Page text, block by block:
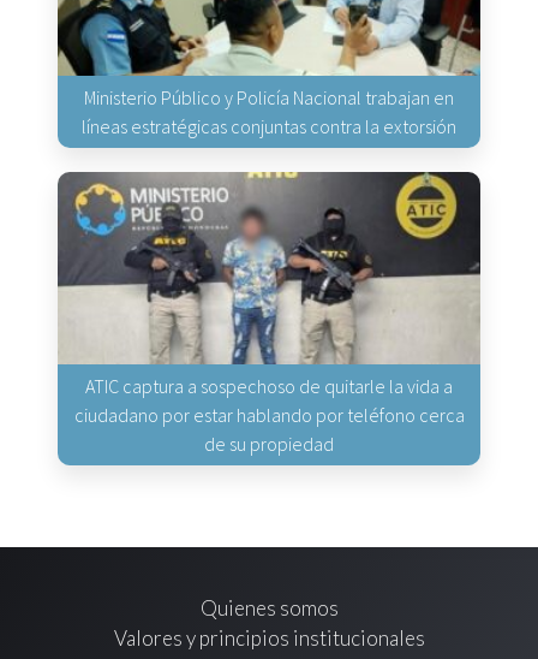
Ministerio Público y Policía Nacional trabajan en
líneas estratégicas conjuntas contra la extorsión
ATIC captura a sospechoso de quitarle la vida a
ciudadano por estar hablando por teléfono cerca
de su propiedad
Quienes somos
Valores y principios institucionales